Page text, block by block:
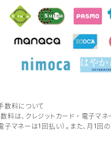
数料について
料は、クレジットカード・電子マ
子マネーは1回払い）。また、月1回